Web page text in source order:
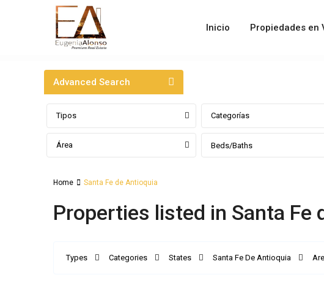
Inicio Propiedades en
Advanced Search
Tipos Categorías
Área Beds/Baths
Home Santa Fe de Antioquia
Properties listed in Santa Fe
Types Categories States Santa Fe De Antioquia